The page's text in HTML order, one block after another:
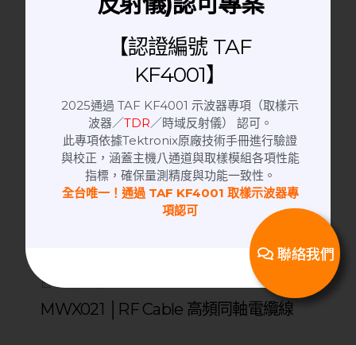
日本潤工社 Junflon MWX
MWX021 │RF Cable 高頻同軸電纜線
【認證編號 TAF
KF4001】
2025通過 TAF KF4001 示波器專項（取樣示
波器／TDR／時域反射儀） 認可。
此專項依據Tektronix原廠技術手冊進行驗證
與校正，涵蓋主機八通道與取樣模組各項性能
指標，確保量測精度與功能一致性。
全台唯一！通過 TAF KF4001 取樣示波器專
項認可
聯絡我們